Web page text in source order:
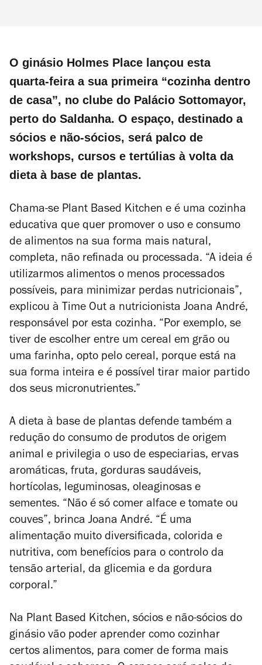
O ginásio Holmes Place lançou esta
quarta-feira a sua primeira “cozinha dentro
de casa”, no clube do Palácio Sottomayor,
perto do Saldanha. O espaço, destinado a
sócios e não-sócios, será palco de
workshops, cursos e tertúlias à volta da
dieta à base de plantas.
Chama-se Plant Based Kitchen e é uma cozinha
educativa que quer promover o uso e consumo
de alimentos na sua forma mais natural,
completa, não refinada ou processada.
“A ideia é
utilizarmos alimentos o menos processados
possíveis, para minimizar perdas nutricionais”,
explicou à Time Out a nutricionista Joana André,
responsável por esta cozinha. “Por exemplo, se
tiver de escolher entre um cereal em grão ou
uma farinha, opto pelo cereal, porque está na
sua forma inteira e é possível tirar maior partido
dos seus micronutrientes.”
A dieta à base de plantas defende também a
redução do consumo de produtos de origem
animal e privilegia o uso de especiarias, ervas
aromáticas, fruta, gorduras saudáveis,
hortícolas, leguminosas, oleaginosas e
sementes. “Não é só comer alface e tomate ou
couves”, brinca Joana André. “É uma
alimentação muito diversificada, colorida e
nutritiva, com benefícios para o controlo da
tensão arterial, da glicemia e da gordura
corporal.”
Na Plant Based Kitchen, sócios e não-sócios do
ginásio vão poder aprender como cozinhar
certos alimentos, para comer de forma mais